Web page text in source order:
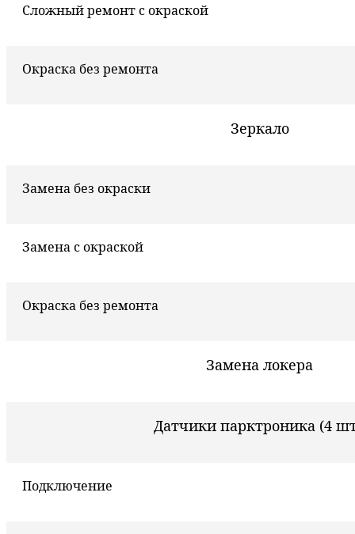
Сложный ремонт с окраской
Окраска без ремонта
Зеркало
Замена без окраски
Замена с окраской
Окраска без ремонта
Замена локера
Датчики парктроника (4
Подключение